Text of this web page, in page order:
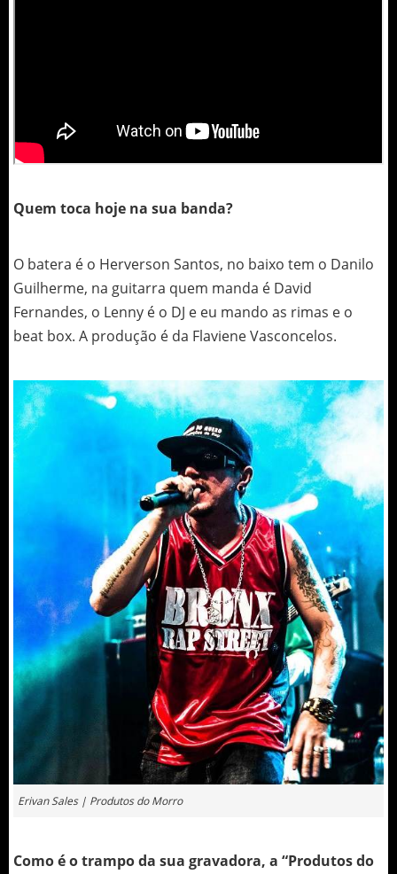
Quem toca hoje na sua banda?
O batera é o Herverson Santos, no baixo tem o Danilo
Guilherme, na guitarra quem manda é David
Fernandes, o Lenny é o DJ e eu mando as rimas e o
beat box. A produção é da Flaviene Vasconcelos.
Erivan Sales | Produtos do Morro
Como é o trampo da sua gravadora, a “Produtos do